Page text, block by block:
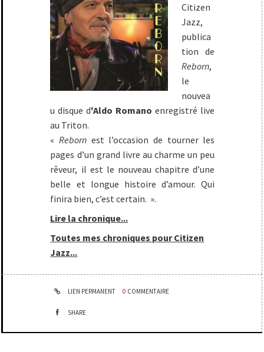
Citizen
Jazz,
publica
tion de
Reborn,
le
nouvea
u disque d'Aldo Romano enregistré live
au Triton.
«Reborn est l’occasion de tourner les
pages d’un grand livre au charme un peu
rêveur, il est le nouveau chapitre d’une
belle et longue histoire d’amour. Qui
finira bien, c’est certain. ».
Lire la chronique...
Toutes mes chroniques pour Citizen
Jazz...
LIEN PERMANENT 0 COMMENTAIRE
SHARE